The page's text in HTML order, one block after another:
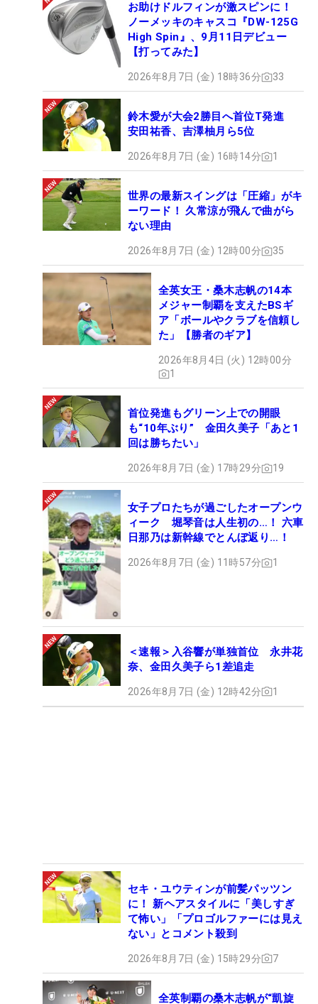
お助けドルフィンが激スピンに！
ノーメッキのキャスコ『DW-125G
High Spin』、9月11日デビュー
【打ってみた】
2026年8月7日 (金) 18時36分 33
鈴木愛が大会2勝目へ首位T発進
安田祐香、吉澤柚月ら5位
2026年8月7日 (金) 16時14分 1
世界の最新スイングは「圧縮」がキ
ーワード！ 久常涼が飛んで曲がら
ない理由
2026年8月7日 (金) 12時00分 35
全英女王・桑木志帆の14本
メジャー制覇を支えたBSギ
ア「ボールやクラブを信頼し
た」【勝者のギア】
2026年8月4日 (火) 12時00分
1
首位発進もグリーン上での開眼
も“10年ぶり” 金田久美子「あと1
回は勝ちたい」
2026年8月7日 (金) 17時29分 19
女子プロたちが過ごしたオープンウ
ィーク 堀琴音は人生初の…！ 六車
日那乃は新幹線でとんぼ返り…！
2026年8月7日 (金) 11時57分 1
＜速報＞入谷響が単独首位 永井花
奈、金田久美子ら1差追走
2026年8月7日 (金) 12時42分 1
セキ・ユウティンが前髪パッツン
に！ 新ヘアスタイルに「美しすぎ
て怖い」「プロゴルファーには見え
ない」とコメント殺到
2026年8月7日 (金) 15時29分 7
全英制覇の桑木志帆が“凱旋